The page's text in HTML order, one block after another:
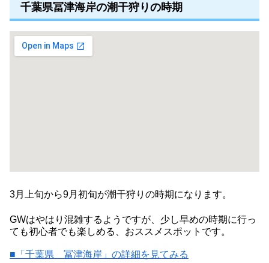
千葉県冨津海岸の潮干狩りの時期
3月上旬から9月初旬が潮干狩りの時期になります。
GWはやはり混雑するようですが、少し早めの時期に行っ
ても初心者でも楽しめる、おススメスポットです。
■「千葉県 冨津海岸」の詳細を見てみる